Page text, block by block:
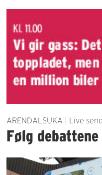
ARENDALSUKA | Live
Følg